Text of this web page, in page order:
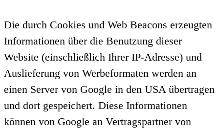
Die durch Cookies und Web Beacons erzeugten
Informationen über die Benutzung dieser
Website (einschließlich Ihrer IP-Adresse) und
Auslieferung von Werbeformaten werden an
einen Server von Google in den USA übertragen
und dort gespeichert. Diese Informationen
können von Google an Vertragspartner von